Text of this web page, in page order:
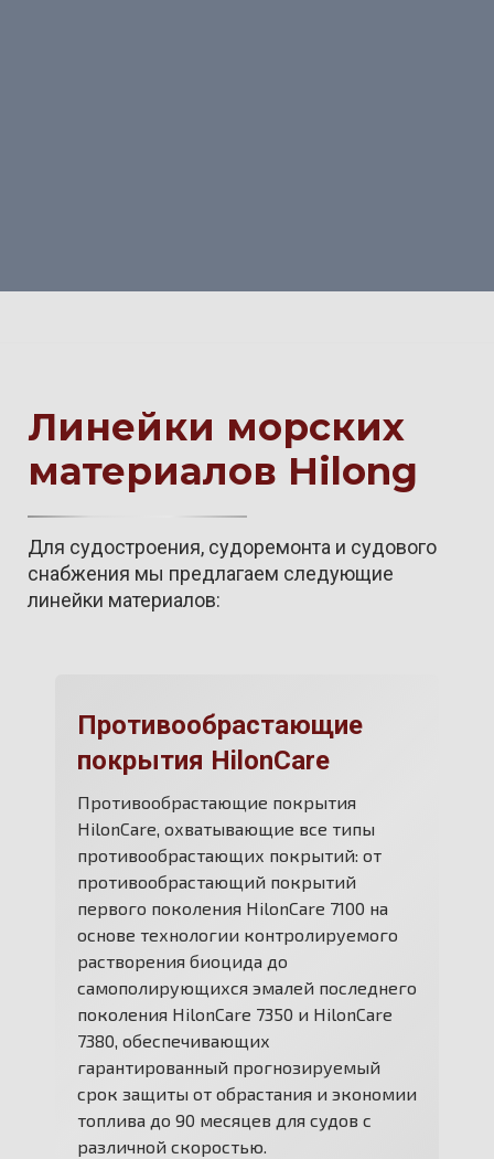
Линейки морских
материалов Hilong
Для судостроения, судоремонта и судового
снабжения мы предлагаем следующие
линейки материалов:
Противообрастающие
покрытия HilonCare
Противообрастающие покрытия
HilonCare, охватывающие все типы
противообрастающих покрытий: от
противообрастающий покрытий
первого поколения HilonCare 7100 на
основе технологии контролируемого
растворения биоцида до
самополирующихся эмалей последнего
поколения HilonCare 7350 и HilonCare
7380, обеспечивающих
гарантированный прогнозируемый
срок защиты от обрастания и экономии
топлива до 90 месяцев для судов с
различной скоростью.